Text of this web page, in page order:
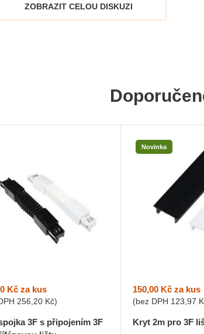
ZOBRAZIT CELOU DISKUZI
Kčza kus
256,20 Kč)
3F s připojením 3F
Novinka
150,00 Kčza kus
(bez DPH 123,97
Kryt 2m pro 3F